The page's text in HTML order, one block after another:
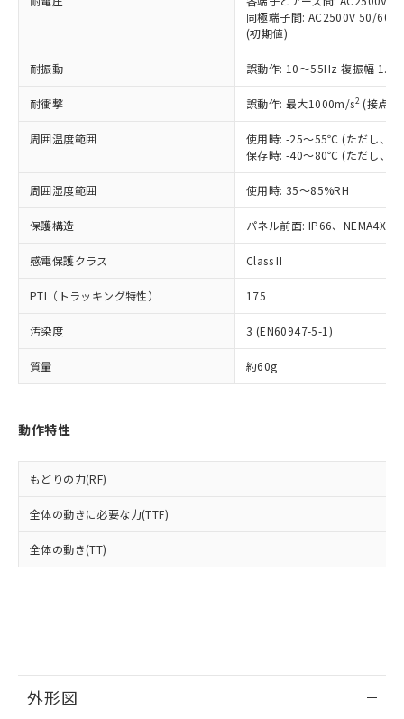
同極端子間: AC2500V 50/
(初期値)
耐振動 誤動作: 10～55Hz 複振幅
耐衝撃 誤動作: 最大1000m/s2 (接点
周囲温度範囲
使用時: -25～55℃ (ただし、氷
保存時: -40～80℃ (ただし、氷
周囲湿度範囲 使用時: 35～85%RH
保護構造 パネル前面: IP66、NEMA4X,
感電保護クラス Class II
PTI（トラッキング特性） 175
汚染度 3 (EN60947-5-1)
質量 約60g
動作特性
もどりの力(RF)
全体の動きに必要な力(TTF)
全体の動き(TT)
外形図
ことをご了承ください。
在庫状況および標準価格照会結果は、
記載している更新日時点での社内デー
タに基づき作成されるものであり、閲
覧された時点での実際の在庫および標
準価格とは異なる場合があることをご
正式な納期状況および標準価格はお客
ムロン制御機器販売店・当社販売員に
オムロン制御機器販売店や当社販売拠
販売ネットワーク
」をご確認
ください。
在庫状況および標準価格結果を当社の
事前の承諾なく第三者に漏洩または開
示しないようお願いします。
マイパーツ機能（部品リスト作成サー
メンバーズにご登録されている必要が
引・商談に必要な範囲で利用すること
をご了承ください。
※当社の共同利用者とは、
の共同利用に関して"
用者の範囲」に記載されている法人を
いたものが、含有品と判明した場合などや
むを得ず変更することがあります。
鉛(Pb) 1000ppm以下、 水銀(Hg) 1000ppm以下、 カド
六価クロム(Cr(Ⅵ)) 1000ppm以下、ポリ臭化ビフェニル
(PBDE) 1000ppm以下、フタル酸ビス(2-エチルヘキシ
ル) (DEHP)(別名：DOP) 1000ppm以下、フタル酸ブチ
ルベンジル（BBP） 1000ppm以下、フタル酸ジブチル
（DBP） 1000ppm以下、フタル酸ジイソブチル
(DIBP) 1000ppm以下
但し、RoHS指令で産業用監視および制御機器に対する
フタル酸エステル類の４物質については閾値を超える意
※2 対応予定月
部品在庫の切り替え状況などにより、予定
月が前後することがあります。
下記の非含有証明書をダウンロードするこ
とができます。
EU RoHS指令（10物質）の非含有証明書
※本証明書は発行日時点で非含有を証明す
欄に対応日を記載しておりました。
既に当社にて対応品への在庫切替を完了
していることから、特段のことがない限
基準値を超えていることを示します。
「－」：未確認です。当社販売部門へお問
Cr(Ⅵ)(六価クロム) : 1000ppm、 PBBs(ポリ臭化ビフェ
ニル類) : 1000ppm、 PBDEs(ポリ臭化ジフェニルエーテ
ル類) : 1000ppm、
DBP(フタル酸ジブチル) : 1000ppm、 DIBP(フタル酸ジ
イソブチル) : 1000ppm、 BBP(フタル酸ブチルベンジ
ル) : 1000ppm、
※2 環境保護使用期限
「ｅ」：有害物質（10物質）のすべてが基
準値以下であることを示します。
「10」：通常の使用状況下において有害物
質が外部に漏えいし、環境に深刻な影響を
及ぼさない年数を意味します。
「－」：未確認です。当社販売部門へお問
当社は、これら貴社製品のうち、外国
為替および外国貿易法に定める商品
（以下｢規制貨物等」という）を輸出
または国外への提供する場合は、日本
国政府の輸出許可(または役務取引許
可)を取得するなどの必要な手続きを
当社は規制貨物を破棄する場合は、完
全に破砕するなど、違法に輸出されな
いよう必要な手段を講じます。
当社は貴社製品を、核兵器、ミサイ
ル、化学兵器、生物兵器またはその他
使用いたしません。
当社は、貴社製品を第三者に販売する
場合は、上記1、2および3の内容を当
該第三者に通知します。また当社は、
販売先および販売に係わる関係者が違
法に輸出するおそれがある場合は、取
り引きをいたしません。
○ 一定数以上の在庫あり
一定数には満たないが在庫あり
在庫なし(最新の在庫状況につ
いては、お客様のお取引先、ま
たはお客様担当のオムロン制御
機器販売店・当社販売員にご確
認ください)
受注生産機種、また在庫状況の
情報を公開していない機種